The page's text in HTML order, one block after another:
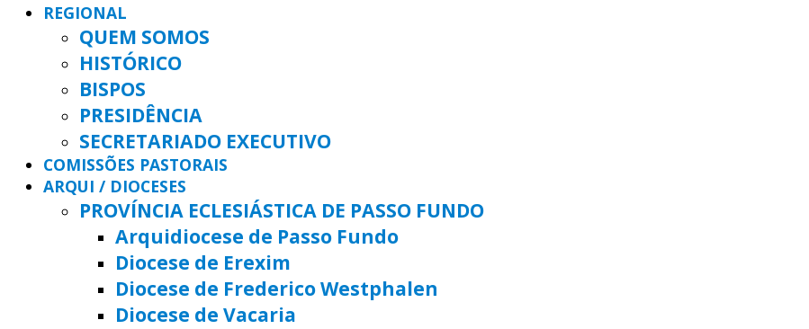
REGIONAL
QUEM SOMOS
HISTÓRICO
BISPOS
PRESIDÊNCIA
SECRETARIADO EXECUTIVO
COMISSÕES PASTORAIS
ARQUI / DIOCESES
PROVÍNCIA ECLESIÁSTICA DE PASSO FUNDO
Arquidiocese de Passo Fundo
Diocese de Erexim
Diocese de Frederico Westphalen
Diocese de Vacaria